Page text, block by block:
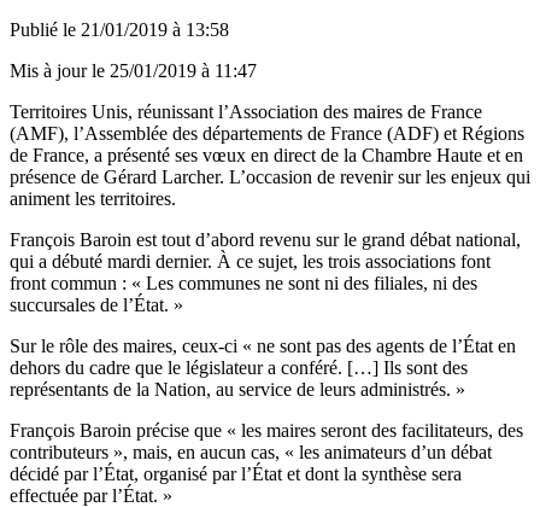
Publié le 21/01/2019 à 13:58
Mis à jour le 25/01/2019 à 11:47
Territoires Unis, réunissant l’Association des maires de France
(AMF), l’Assemblée des départements de France (ADF) et Régions
de France, a présenté ses vœux en direct de la Chambre Haute et en
présence de Gérard Larcher. L’occasion de revenir sur les enjeux qui
animent les territoires.
François Baroin est tout d’abord revenu sur le grand débat national,
qui a débuté mardi dernier. À ce sujet, les trois associations font
front commun : « Les communes ne sont ni des filiales, ni des
succursales de l’État. »
Sur le rôle des maires, ceux-ci « ne sont pas des agents de l’État en
dehors du cadre que le législateur a conféré. […] Ils sont des
représentants de la Nation, au service de leurs administrés. »
François Baroin précise que « les maires seront des facilitateurs, des
contributeurs », mais, en aucun cas, « les animateurs d’un débat
décidé par l’État, organisé par l’État et dont la synthèse sera
effectuée par l’État. »